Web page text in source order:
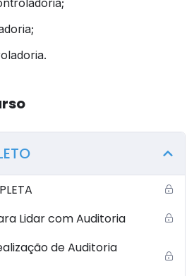
QUE O(A) ALUNO(A) REALIZE A
QUE SEJAM REALIZADAS
CURSO (AS ETAPAS
NESSE SENTIDO, NÃO É
Lidar com Auditoria
de Auditoria